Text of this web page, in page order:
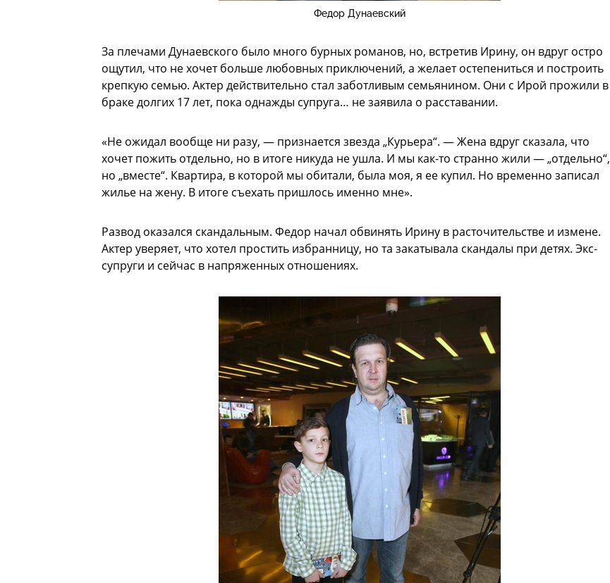
Федор Дунаевский
За плечами Дунаевского было много бурных романов, но, встретив Ирину, он вдруг остро
ощутил, что не хочет больше любовных приключений, а желает остепениться и построить
крепкую семью. Актер действительно стал заботливым семьянином. Они с Ирой прожили в
браке долгих 17 лет, пока однажды супруга… не заявила о расставании.
«Не ожидал вообще ни разу, — признается звезда „Курьера“. — Жена вдруг сказала, что
хочет пожить отдельно, но в итоге никуда не ушла. И мы как-то странно жили — „отдельно“,
но „вместе“. Квартира, в которой мы обитали, была моя, я ее купил. Но временно записал
жилье на жену. В итоге съехать пришлось именно мне».
Развод оказался скандальным. Федор начал обвинять Ирину в расточительстве и измене.
Актер уверяет, что хотел простить избранницу, но та закатывала скандалы при детях. Экс-
супруги и сейчас в напряженных отношениях.